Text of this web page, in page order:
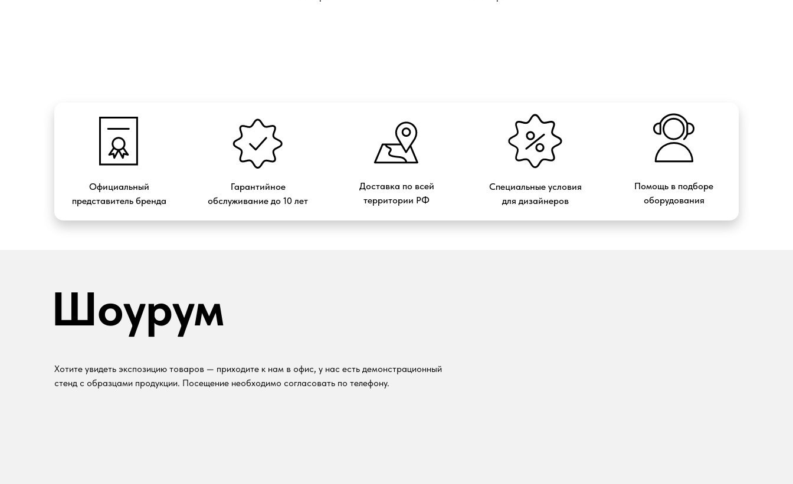
Официальный
представитель бренда
Доставка по всей
территории РФ
Гарантийное
обслуживание до 10 лет
Специальные условия
для дизайнеров
Помощь в подборе
оборудования
Шоурум
Хотите увидеть экспозицию товаров — приходите к нам в офис, у нас есть демонстрационный
стенд с образцами продукции. Посещение необходимо согласовать по телефону.